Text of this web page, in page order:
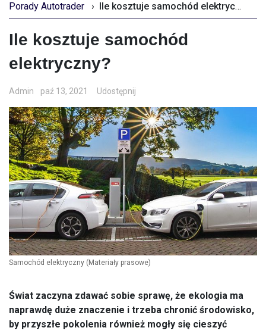
Porady Autotrader › Ile kosztuje samochód elektryczny?
Ile kosztuje samochód
elektryczny?
Admin paź 13, 2021 Udostępnij
Samochód elektryczny (Materiały prasowe)
Świat zaczyna zdawać sobie sprawę, że ekologia ma
naprawdę duże znaczenie i trzeba chronić środowisko,
by przyszłe pokolenia również mogły się cieszyć